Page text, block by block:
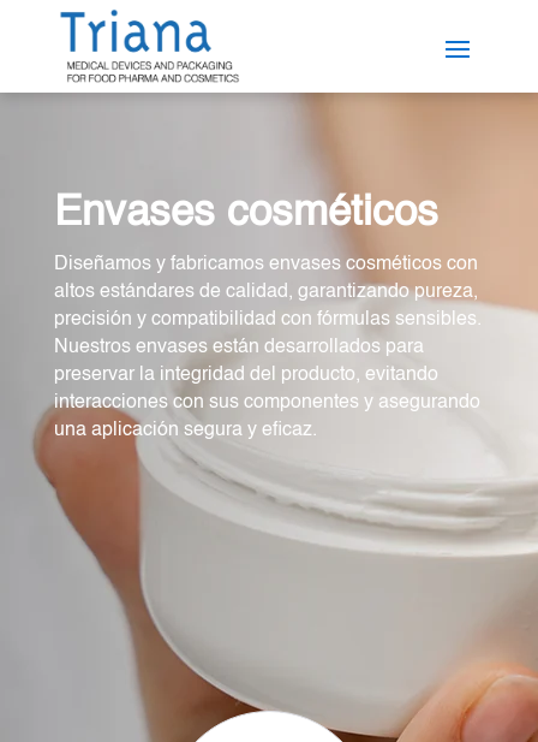
Envases cosméticos
Diseñamos y fabricamos envases cosméticos con
altos estándares de calidad, garantizando pureza,
precisión y compatibilidad con fórmulas sensibles.
Nuestros envases están desarrollados para
preservar la integridad del producto, evitando
interacciones con sus componentes y asegurando
una aplicación segura y eficaz.